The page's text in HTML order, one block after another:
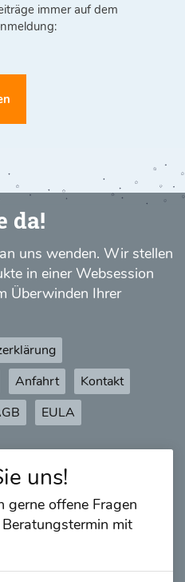
immer auf dem
da!
uns wenden. Wir stellen
in einer Websession
Überwinden Ihrer
Anfahrt
Kontakt
EULA
uns!
offene Fragen
mit